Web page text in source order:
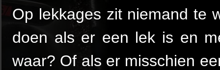
Op lekkages zit niemand te
doen als er een lek is en
waar? Of als er misschien